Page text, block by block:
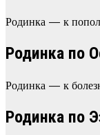
Родинка — к
Родинка по
Родинка — к
Родинка по